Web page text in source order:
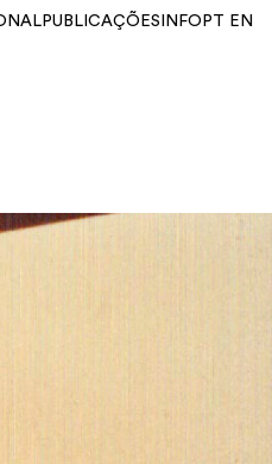
PUBLICAÇÕES INFO PT EN